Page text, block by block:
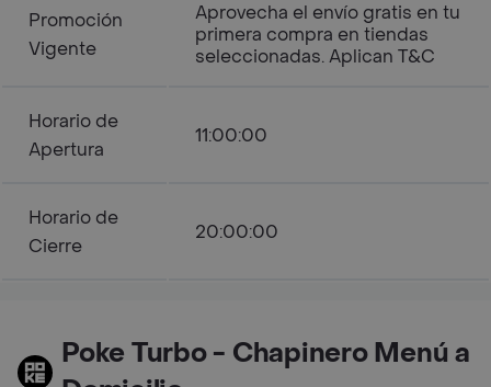
Promoción
Vigente
Aprovecha el envío gratis en tu
primera compra en tiendas
seleccionadas. Aplican T&C
Horario de
Apertura
11:00:00
Horario de
Cierre
20:00:00
Poke Turbo - Chapinero Menú a